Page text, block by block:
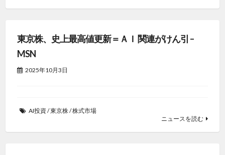
東京株、史上最高値更新＝ＡＩ 関連がけん引 –
MSN
2025年10月3日
AI投資/東京株/株式市場
ニュースを読む